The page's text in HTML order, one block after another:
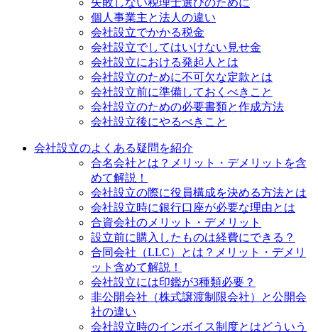
個人事業主と法人の違い
会社設立でかかる税金
会社設立でしてはいけない見せ金
会社設立における発起人とは
会社設立のために不可欠な定款とは
会社設立前に準備しておくべきこと
会社設立のための必要書類と作成方法
会社設立後にやるべきこと
会社設立のよくある疑問を紹介
合名会社とは？メリット・デメリットを含
めて解説！
会社設立の際に役員構成を決める方法とは
会社設立時に銀行口座が必要な理由とは
合資会社のメリット・デメリット
設立前に購入したものは経費にできる？
合同会社（LLC）とは？メリット・デメリ
ット含めて解説！
会社設立には印鑑が3種類必要？
非公開会社（株式譲渡制限会社）と公開会
社の違い
会社設立時のインボイス制度とはどういう